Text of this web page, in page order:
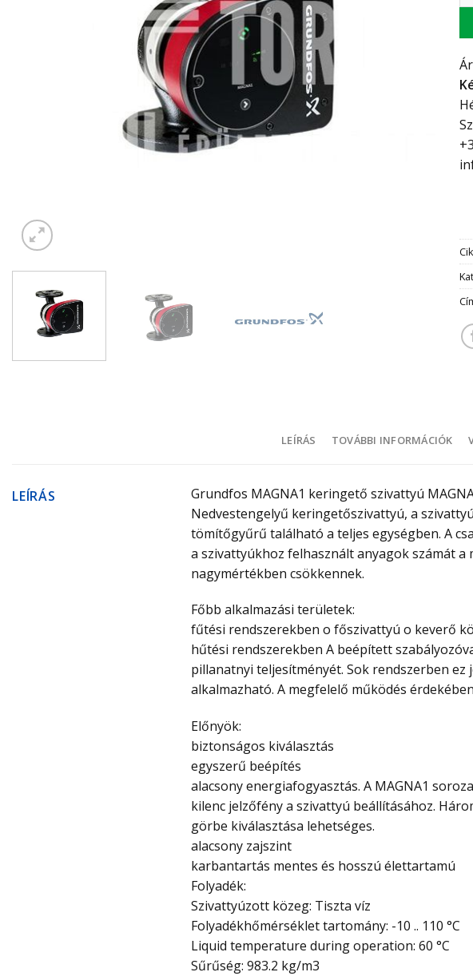
LEÍRÁS TOVÁBBI INFORMÁCIÓK
LEÍRÁS
Grundfos MAGNA1 keringető szivattyú
Nedvestengelyű keringetőszivattyú, a
tömítőgyűrű található a teljes egységben. A
a szivattyúkhoz felhasznált anyagok számát
nagymértékben csökkennek.
Főbb alkalmazási területek:
fűtési rendszerekben o főszivattyú o keverő
hűtési rendszerekben A beépített
pillanatnyi teljesítményét. Sok rendszerben
alkalmazható. A megfelelő működés
Előnyök:
biztonságos kiválasztás
egyszerű beépítés
alacsony energiafogyasztás. A MAGNA1
kilenc jelzőfény a szivattyú beállításához.
görbe kiválasztása lehetséges.
alacsony zajszint
karbantartás mentes és hosszú élettartamú
Folyadék:
Szivattyúzott közeg: Tiszta víz
Folyadékhőmérséklet tartomány: -10 .. 110 °C
Liquid temperature during operation: 60 °C
Sűrűség: 983.2 kg/m3